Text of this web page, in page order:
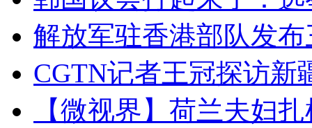
解放军驻香港部队发
CGTN记者王冠探访新
【微视界】荷兰夫妇